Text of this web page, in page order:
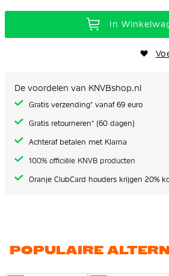
In
De voordelen van KNVBshop.nl
Gratis verzending* vanaf 69 euro
Gratis retourneren* (60 dagen)
Achteraf betalen met Klarna
100% officiële KNVB producten
Oranje ClubCard houders krijgen 20%
POPULAIRE